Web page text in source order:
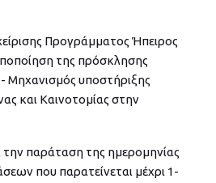
Προγράμματος Ήπειρος
της πρόσκλησης
υποστήριξης
και Καινοτομίας στην
παράταση της ημερομηνίας
που παρατείνεται μέχρι 1-